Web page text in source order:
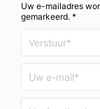
Uw e-mailadres
gemarkeerd. *